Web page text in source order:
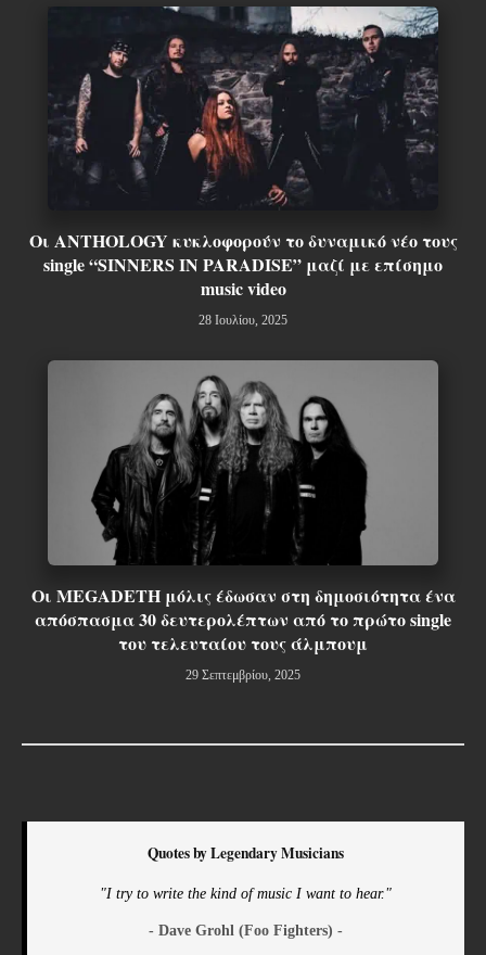
Οι ANTHOLOGY κυκλοφορούν το δυναμικό νέο τους
single “SINNERS IN PARADISE” μαζί με επίσημο
music video
28 Ιουλίου, 2025
Οι MEGADETH μόλις έδωσαν στη δημοσιότητα ένα
απόσπασμα 30 δευτερολέπτων από το πρώτο single
του τελευταίου τους άλμπουμ
29 Σεπτεμβρίου, 2025
Quotes by Legendary Musicians
"I try to write the kind of music I want to hear."
- Dave Grohl (Foo Fighters) -